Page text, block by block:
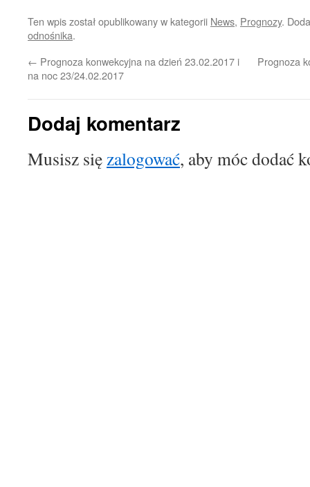
Ten wpis został opublikowany w kategorii News, Prognozy.
odnośnika.
← Prognoza konwekcyjna na dzień 23.02.2017 i
na noc 23/24.02.2017
Prognoza
Dodaj komentarz
Musisz sięzalogować, aby móc dodać